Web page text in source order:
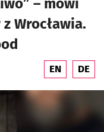
– mówi
Wrocławia.
EN DE